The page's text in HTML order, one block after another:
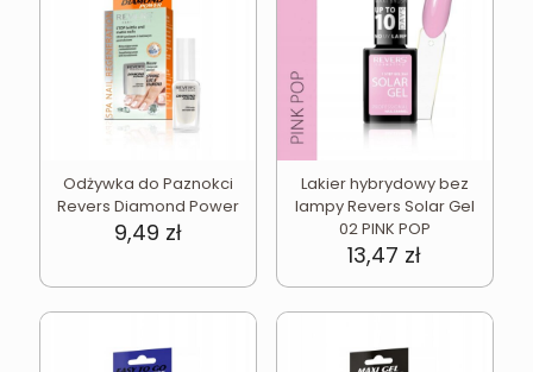
Odżywka do Paznokci
Revers Diamond Power
9,49 zł
Lakier hybrydowy bez
lampy Revers Solar Gel
02 PINK POP
13,47 zł